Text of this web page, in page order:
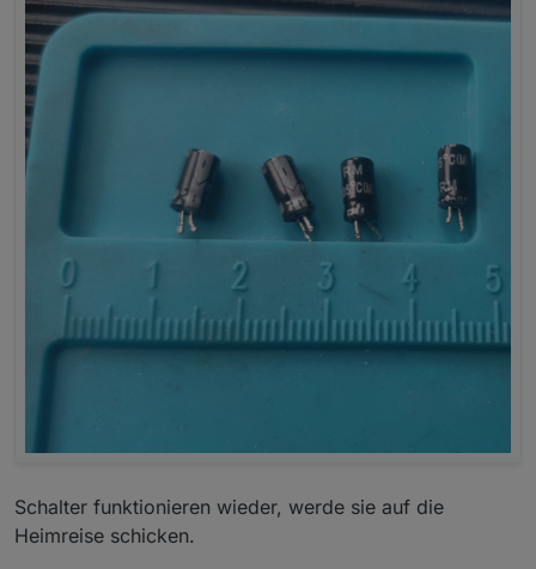
nehmen?
Schalter funktionieren wieder, werde sie auf die
Heimreise schicken.